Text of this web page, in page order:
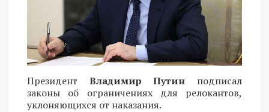
Президент Владимир Путин подписал
законы об ограничениях для релокантов,
уклоняющихся от наказания.